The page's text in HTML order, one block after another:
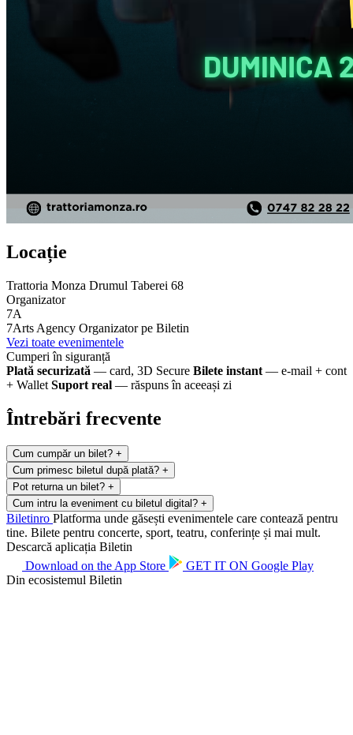
Locație
Trattoria Monza Drumul Taberei 68
Organizator
7A
7Arts Agency Organizator pe Biletin
Vezi toate evenimentele
Cumperi în siguranță
Plată securizată — card, 3D Secure Bilete instant — e-mail + cont
+ Wallet Suport real — răspuns în aceeași zi
Întrebări frecvente
Cum cumpăr un bilet? +
Cum primesc biletul după plată? +
Pot returna un bilet? +
Cum intru la eveniment cu biletul digital? +
Biletinro Platforma unde găsești evenimentele care contează pentru
tine. Bilete pentru concerte, sport, teatru, conferințe și mai mult.
Descarcă aplicația Biletin
Download on the App Store GET IT ON Google Play
Din ecosistemul Biletin